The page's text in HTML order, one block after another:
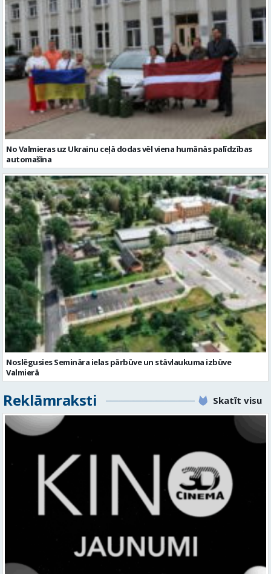
No Valmieras uz Ukrainu ceļā dodas vēl viena humānās palīdzības
automašīna
Noslēgusies Semināra ielas pārbūve un stāvlaukuma izbūve
Valmierā
Reklāmraksti Skatīt visu